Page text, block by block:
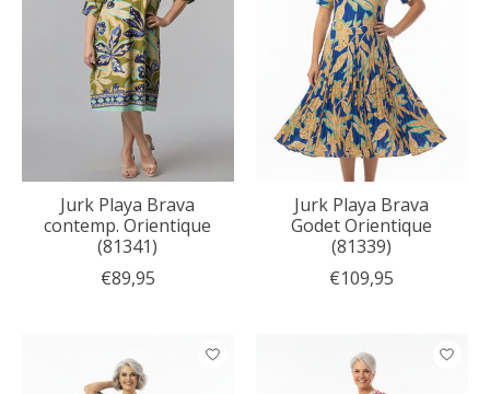
Jurk Playa Brava
contemp. Orientique
(81341)
€89,95
Jurk Playa Brava
Godet Orientique
(81339)
€109,95